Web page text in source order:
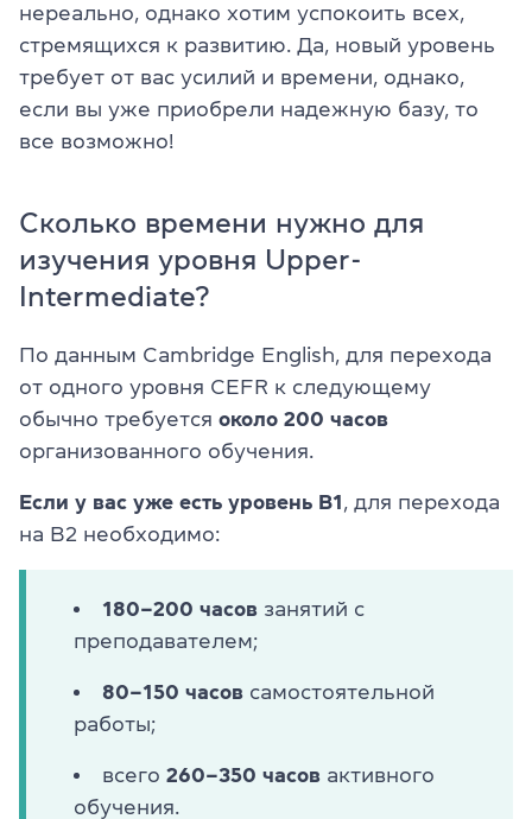
нереально, однако хотим успокоить всех,
стремящихся к развитию. Да, новый уровень
требует от вас усилий и времени, однако,
если вы уже приобрели надежную базу, то
все возможно!
Сколько времени нужно для
изучения уровня Upper-
Intermediate?
По данным Cambridge English, для перехода
от одного уровня CEFR к следующему
обычно требуется около 200 часов
организованного обучения.
Если у вас уже есть уровень B1
, для перехода
на B2 необходимо:
180–200 часов занятий с
преподавателем;
80–150 часов самостоятельной
работы;
всего 260–350 часов активного
обучения.